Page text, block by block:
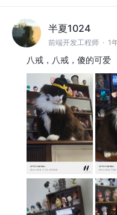
半夏1024
前端开发工程师 · 1
八戒，八戒，傻的可爱